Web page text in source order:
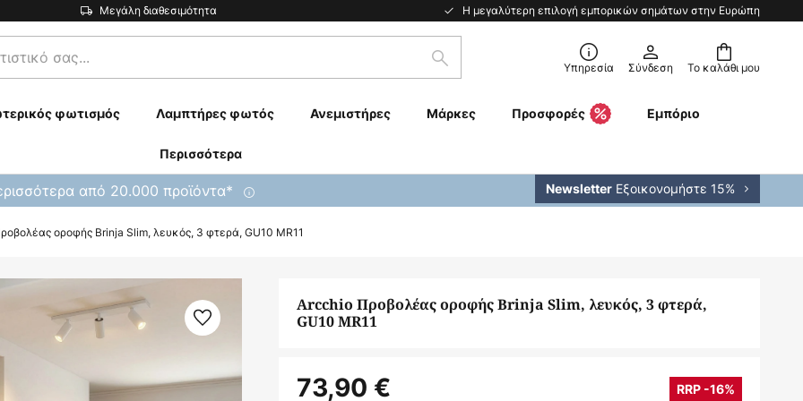
Μεγάλη διαθεσιμότητα Η μεγαλύτερη επιλογή εμπορικών σημάτων στην Ευρώπη
Το καλάθι μου
Αναζήτηση Υπηρεσία Σύνδεση
φωτισμός Λαμπτήρες φωτός Ανεμιστήρες Μάρκες Προσφορές Εμπόριο
Περισσότερα
από 20.000 προϊόντα* Newsletter Εξοικονομήστε 15%
οροφής Brinja Slim, λευκός, 3 φτερά, GU10 MR11
Arcchio Προβολέας οροφής Brinja Slim, λευκός, 3 φτερά,
GU10 MR11
73,90 € RRP -16%